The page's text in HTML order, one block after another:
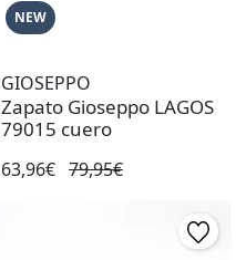
NEW
GIOSEPPO
Zapato Gioseppo LAGOS
79015 cuero
63,96€ 79,95€